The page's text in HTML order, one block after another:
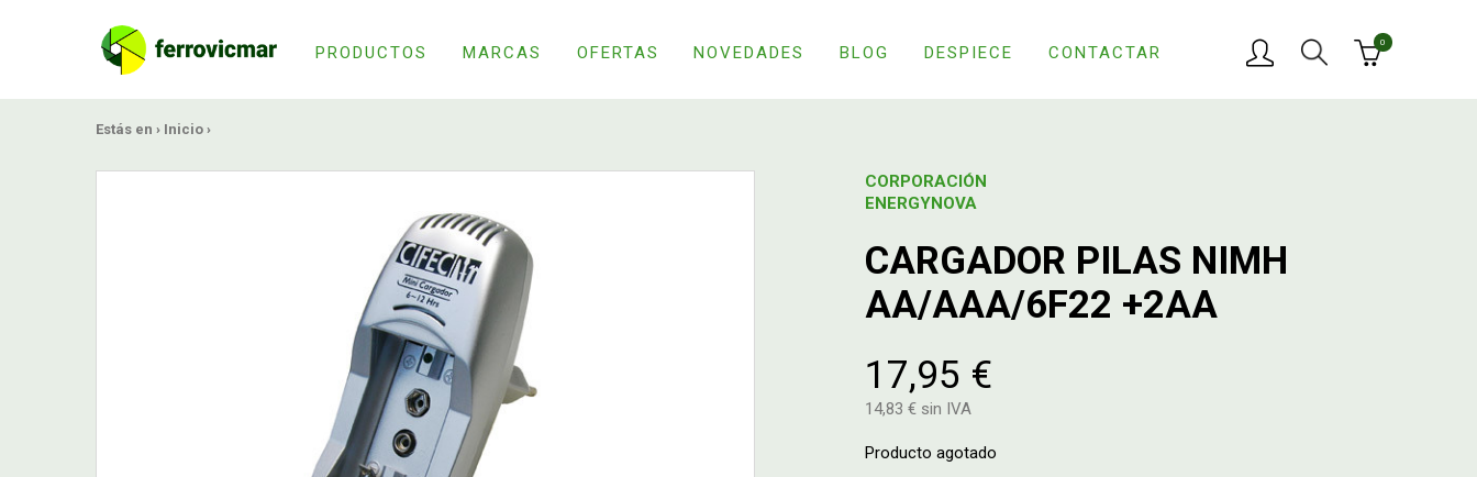
PRODUCTOS MARCAS OFERTAS NOVEDADES BLOG DESPIECE CONTACTAR
0
Estás en › Inicio ›
CORPORACIÓN
ENERGYNOVA
CARGADOR PILAS NIMH
AA/AAA/6F22 +2AA
17,95 €
14,83 € sin IVA
Producto agotado